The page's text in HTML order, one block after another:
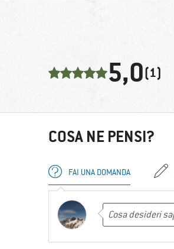
5,0(1)
COSA NE PENSI?
FAI UNA DOMANDA